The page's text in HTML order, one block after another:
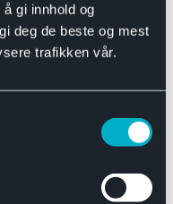
gi innhold og
deg de beste og mest
trafikken vår.
og motor